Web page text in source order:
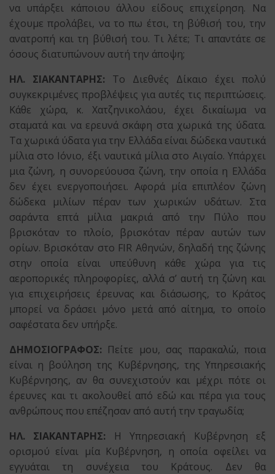
να υπάρξει κάποιου άλλου είδους επιχείρηση. Να
έχουμε προλάβει, να το πω έτσι, τη βύθισή του, την
ανατροπή και τη βύθισή του. Τι λέτε; Τι απαντάτε σε
όσους διατυπώνουν αυτή την άποψη;
ΗΛ. ΣΙΑΚΑΝΤΑΡΗΣ: Το Διεθνές Δίκαιο έχει πολύ
συγκεκριμένες προβλέψεις για αυτές τις περιπτώσεις.
Κάθε χώρα, κ. Χατζηνικολάου, έχει δικαίωμα να
σταματά και να ερευνά σκάφη στα χωρικά της ύδατα.
Τα χωρικά ύδατα για την Ελλάδα είναι δώδεκα ναυτικά
μίλια στο Ιόνιο, έξι ναυτικά μίλια στο Αιγαίο. Υπάρχει
μια ζώνη, η συνορεύουσα ζώνη, την οποία η Ελλάδα
δεν έχει ενεργοποιήσει. Αφορά μία επιπλέον ζώνη
δώδεκα μιλίων πέραν των χωρικών υδάτων. Στα
σαράντα επτά μίλια μακριά από την Πύλο που
βρισκόταν το πλοίο, βρισκόταν πέραν αυτών των
ορίων. Βρισκόταν στο FIR Αθηνών, δηλαδή της ζώνης
στην οποία είναι υπεύθυνη κάθε χώρα για τις
αεροπορικές πληροφορίες, αλλά σ’ αυτή τη ζώνη και
για επιχειρήσεις έρευνας και διάσωσης, το Κράτος
μπορεί να δράσει μόνο μετά από αίτημα, το οποίο
σαφέστατα δεν υπήρξε.
ΔΗΜΟΣΙΟΓΡΑΦΟΣ: Πείτε μου, σας παρακαλώ, ποια
είναι η βούληση της Κυβέρνησης, της Υπηρεσιακής
Κυβέρνησης, αν θα συνεχιστούν και μέχρι πότε οι
έρευνες και τι ακολουθεί από εδώ και πέρα για τους
ανθρώπους που επέζησαν από αυτή την τραγωδία;
ΗΛ. ΣΙΑΚΑΝΤΑΡΗΣ:
Η Υπηρεσιακή Κυβέρνηση εξ
ορισμού είναι μία Κυβέρνηση, η οποία οφείλει να
εγγυάται τη συνέχεια του Κράτους. Δεν θα